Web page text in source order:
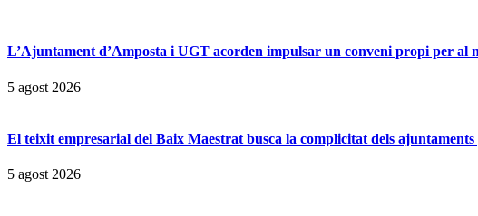
L’Ajuntament d’Amposta i UGT acorden impulsar un conveni propi per al
5 agost 2026
El teixit empresarial del Baix Maestrat busca la complicitat dels
5 agost 2026